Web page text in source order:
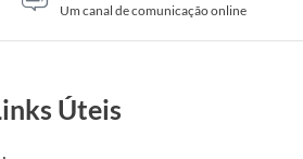
Um canal de comunicação online
Úteis